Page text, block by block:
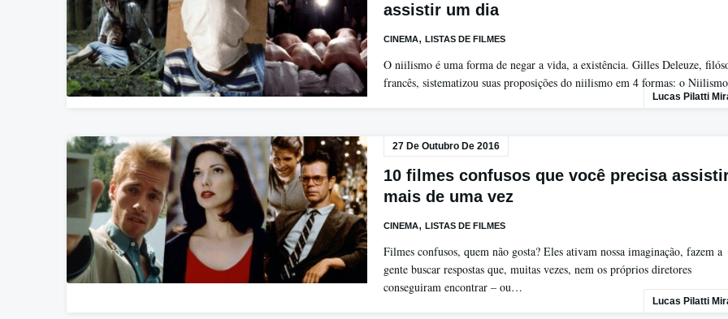
assistir um dia
CINEMA, LISTAS DE FILMES
O niilismo é uma forma de negar a vida, a existência. Gilles Deleuze,
francês, sistematizou suas proposições do niilismo em 4 formas: o
Lucas Pilatti
27 De Outubro De 2016
10 filmes confusos que você precisa
mais de uma vez
CINEMA, LISTAS DE FILMES
Filmes confusos, quem não gosta? Eles ativam nossa imaginação, fazem a
gente buscar respostas que, muitas vezes, nem os próprios diretores
conseguiram encontrar – ou…
Lucas Pilatti